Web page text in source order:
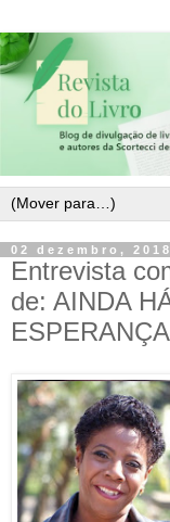
02 dezembro, 2018
Entrevista
de: AINDA